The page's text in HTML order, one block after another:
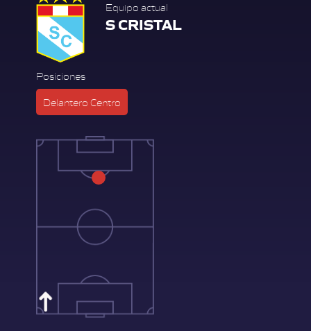
Equipo actual
S CRISTAL
Posiciones
Delantero Centro